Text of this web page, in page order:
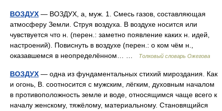
ВОЗДУХ — ВОЗДУХ, а, муж. 1. Смесь газов, составляющая
атмосферу Земли. Струя воздуха. В воздухе носится или
чувствуется что н. (перен.: заметно появление каких н. идей,
настроений). Повиснуть в воздухе (перен.: о ком чём н.,
оказавшемся в неопределённом… …
Толковый словарь Ожегова
ВОЗДУХ — одна из фундаментальных стихий мироздания. Как
и огонь, В. соотносится с мужским, лёгким, духовным началом
в противоположность земле и воде, относящимся чаще всего к
началу женскому, тяжёлому, материальному. Становящийся